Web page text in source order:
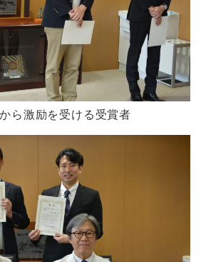
ら激励を受ける受賞者